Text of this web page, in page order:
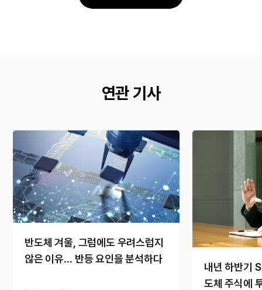
연관 기사
반도체 겨울, 그럼에도 우려스럽지
않은 이유… 반등 요인을 분석하다
내년 하반기
도체 주식에